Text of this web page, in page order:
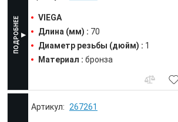
VIEGA
Длина (мм) : 70
Диаметр резьбы (дюйм) : 1
Материал : бронза
267261